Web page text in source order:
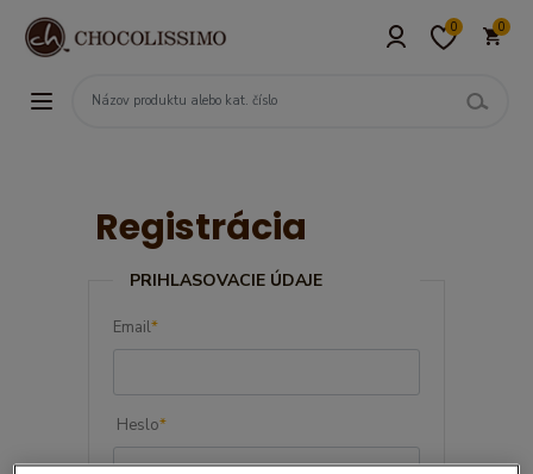
0 0
Registrácia
PRIHLASOVACIE ÚDAJE
Email*
Heslo*